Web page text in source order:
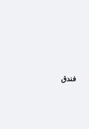
فندق